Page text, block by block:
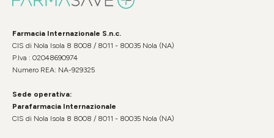
Farmacia Internazionale S.n.c.
CIS di Nola Isola 8 8008 / 8011 - 80035 Nola (NA)
P.Iva : 02048690974
Numero REA: NA-929325
Sede operativa:
Parafarmacia Internazionale
CIS di Nola Isola 8 8008 / 8011 - 80035 Nola (NA)